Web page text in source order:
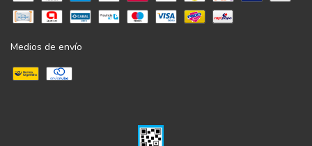
Medios de envío